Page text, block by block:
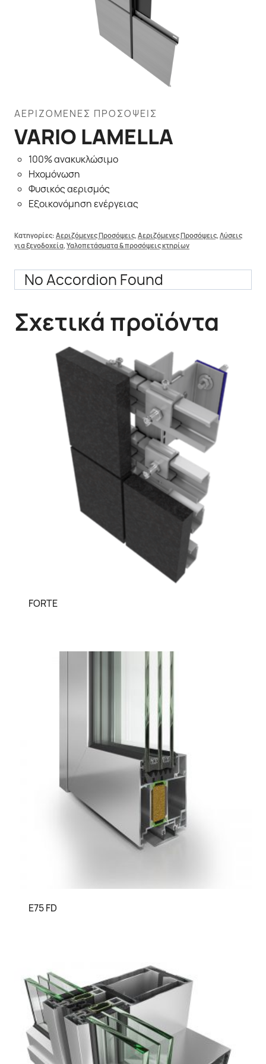
ΑΕΡΙΖΌΜΕΝΕΣ ΠΡΟΣΌΨΕΙΣ
VARIO LAMELLA
100% ανακυκλώσιμο
Ηχομόνωση
Φυσικός αερισμός
Εξοικονόμηση ενέργειας
Κατηγορίες: Αεριζόμενες Προσόψεις, Αεριζόμενες Προσόψεις, Λύσεις
για ξενοδοχεία, Υαλοπετάσματα & προσόψεις κτηρίων
No Accordion Found
Σχετικά προϊόντα
FORTE
E75 FD